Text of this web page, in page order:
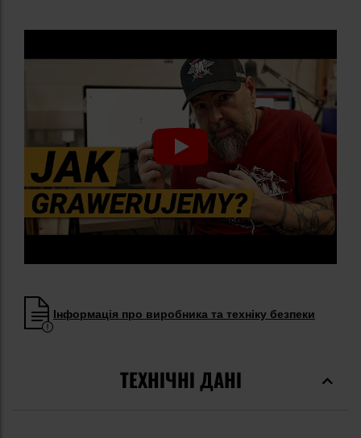
Інформація про виробника та техніку безпеки
ТЕХНІЧНІ ДАНІ